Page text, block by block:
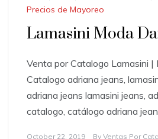
Precios de Mayoreo
Lamasini Moda
Venta por Catalogo Lamasini |
Catalogo adriana jeans,
adriana jeans lamasini jeans,
catalogo, catálogo adriana
October 22, 2019 By Ventas Por